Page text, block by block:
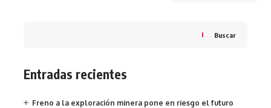
Buscar
Entradas recientes
Freno a la exploración minera pone en riesgo el futuro